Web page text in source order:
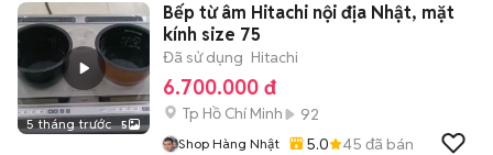
5 tháng trước 5
Bếp từ âm Hitachi nội địa Nhật, mặt
kính size 75
Đã sử dụng Hitachi
6.700.000 đ
Tp Hồ Chí Minh 92
Shop Hàng Nhật 5.0 45 đã bán